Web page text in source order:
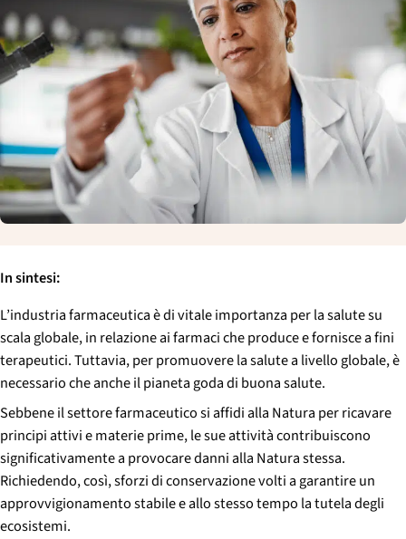
a
l
In sintesi:
L’industria farmaceutica è di vitale importanza per la salute su
scala globale, in relazione ai farmaci che produce e fornisce a fini
terapeutici. Tuttavia, per promuovere la salute a livello globale, è
necessario che anche il pianeta goda di buona salute.
Sebbene il settore farmaceutico si affidi alla Natura per ricavare
principi attivi e materie prime, le sue attività contribuiscono
significativamente a provocare danni alla Natura stessa.
Richiedendo, così, sforzi di conservazione volti a garantire un
approvvigionamento stabile e allo stesso tempo la tutela degli
ecosistemi.